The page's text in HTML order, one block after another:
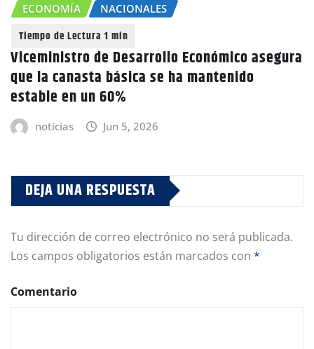
ECONOMÍA NACIONALES
Viceministro de Desarrollo Económico asegura
que la canasta básica se ha mantenido
estable en un 60%
noticias Jun 5, 2026
DEJA UNA RESPUESTA
Tu dirección de correo electrónico no será publicada.
Los campos obligatorios están marcados con *
Comentario